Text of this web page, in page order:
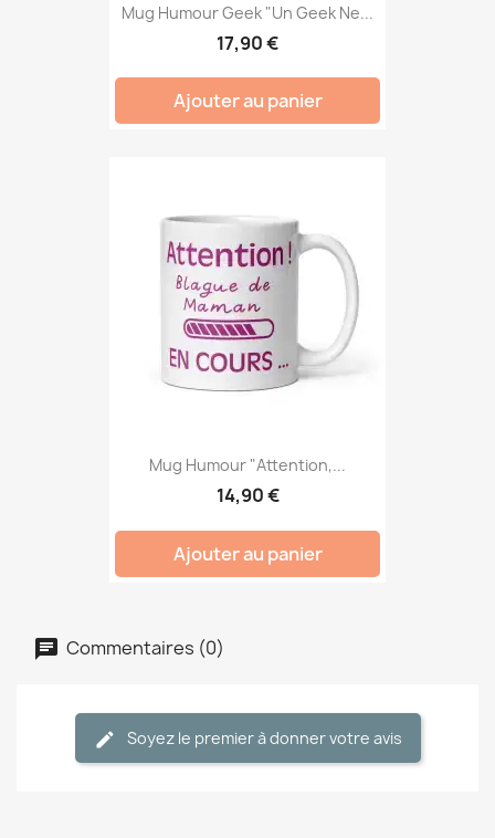
Mug Humour Geek "Un Geek Ne...
17,90 €
Ajouter au panier
Mug Humour "Attention,...
14,90 €
Ajouter au panier
Commentaires (0)
Soyez le premier à donner votre avis